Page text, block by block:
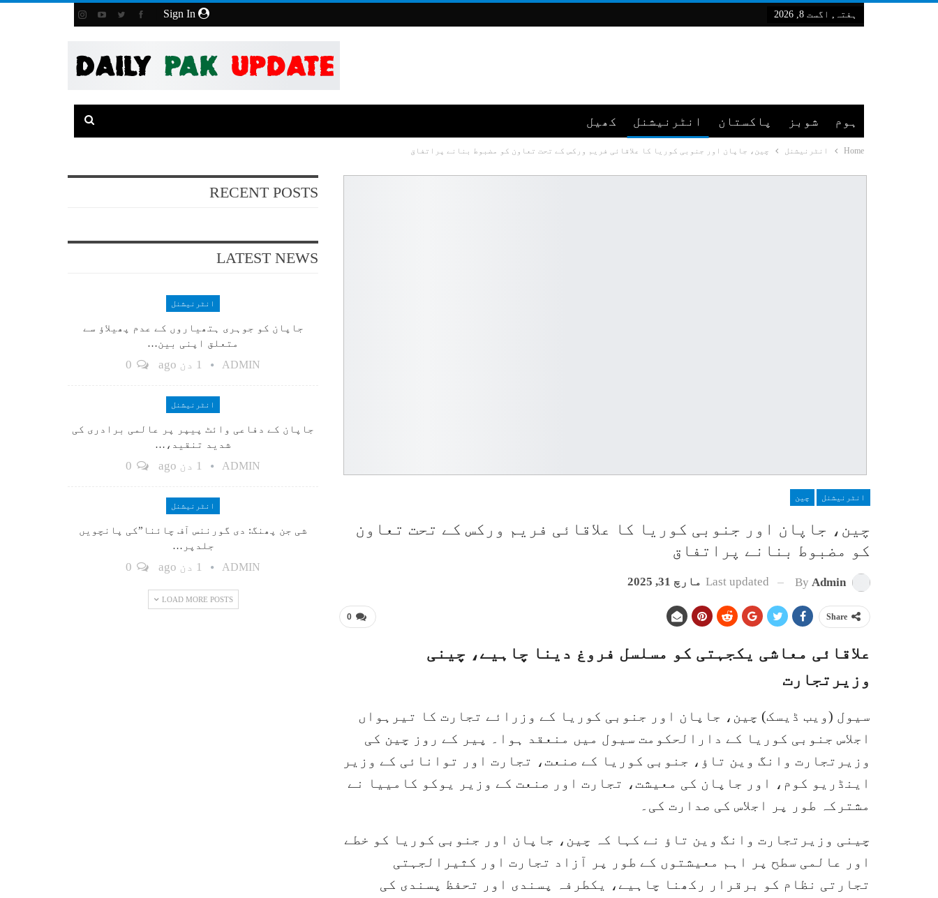
ہفتہ, اگست 8, 2026
ہوم شوبز پاکستان انٹرنیشنل کھیل
Home انٹرنیشنل چین، جاپان اور جنوبی کوریا کا علاقائی فریم ورکس کے تحت تعاون کو مضبوط بنانے پراتفاق
انٹرنیشنل چین
چین، جاپان اور جنوبی کوریا کا علاقائی فریم ورکس کے تحت تعاون
کو مضبوط بنانے پراتفاق
By Admin
Last updated مارچ 31, 2025
0 Share
علاقائی معاشی یکجہتی کو مسلسل فروغ دینا چاہیے، چینی
وزیرتجارت
سیول (ویب ڈیسک) چین، جاپان اور جنوبی کوریا کے وزرائے تجارت کا تیرہواں
اجلاس جنوبی کوریا کے دارالحکومت سیول میں منعقد ہوا۔ پیر کے روز چین کی
وزیرتجارت وانگ وین تاؤ، جنوبی کوریا کے صنعت، تجارت اور توانائی کے وزیر
اینڈریو کوم، اور جاپان کی معیشت، تجارت اور صنعت کے وزیر یوکو کامییا نے
مشترکہ طور پر اجلاس کی صدارت کی۔
چینی وزیرتجارت وانگ وین تاؤ نے کہا کہ چین، جاپان اور جنوبی کوریا کو خطے
اور عالمی سطح پر اہم معیشتوں کے طور پر آزاد تجارت اور کثیرالجہتی
تجارتی نظام کو برقرار رکھنا چاہیے، یکطرفہ پسندی اور تحفظ پسندی کی
RECENT POSTS
LATEST NEWS
انٹرنیشنل
جاپان کو جوہری ہتھیاروں کے عدم پھیلاؤ سے
متعلق اپنی بین…
ADMIN 1 دن ago
انٹرنیشنل
جاپان کے دفاعی وائٹ پیپر پر عالمی برادری کی
شدید تنقید،…
ADMIN 1 دن ago
انٹرنیشنل
شی جن پھنگ: دی گورننس آف چائنا”کی پانچویں
جلدپر…
ADMIN 1 دن ago
LOAD MORE POSTS